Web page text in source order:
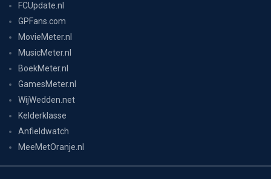
FCUpdate.nl
GPFans.com
MovieMeter.nl
MusicMeter.nl
BoekMeter.nl
GamesMeter.nl
WijWedden.net
Kelderklasse
Anfieldwatch
MeeMetOranje.nl